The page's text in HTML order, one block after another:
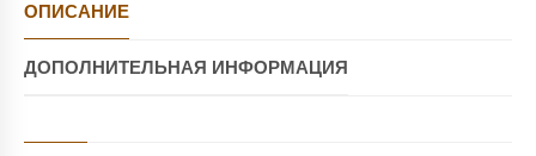
ОПИСАНИЕ
ДОПОЛНИТЕЛЬНАЯ ИНФОРМАЦИЯ